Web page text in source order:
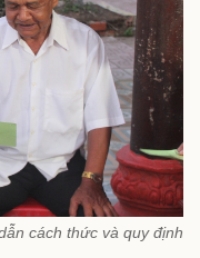
cách thức và quy định